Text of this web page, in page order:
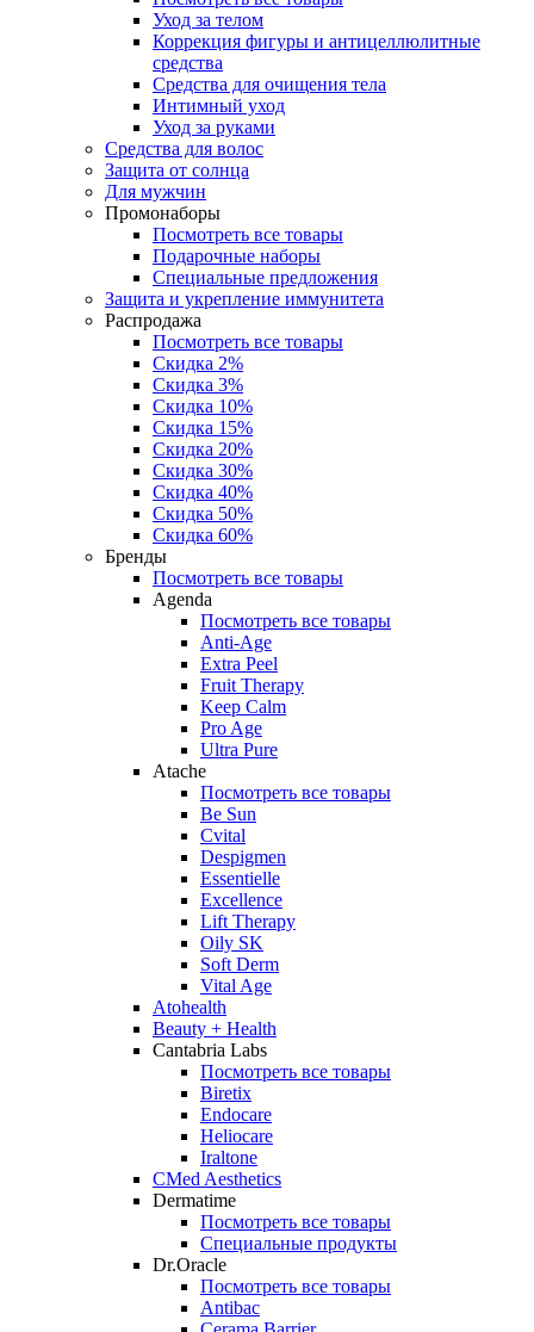
Уход за телом
Коррекция фигуры и антицеллюлитные
средства
Средства для очищения тела
Интимный уход
Уход за руками
Средства для волос
Защита от солнца
Для мужчин
Промонаборы
Посмотреть все товары
Подарочные наборы
Специальные предложения
Защита и укрепление иммунитета
Распродажа
Посмотреть все товары
Скидка 2%
Скидка 3%
Скидка 10%
Скидка 15%
Скидка 20%
Скидка 30%
Скидка 40%
Скидка 50%
Скидка 60%
Бренды
Посмотреть все товары
Agenda
Посмотреть все товары
Anti‑Age
Extra Peel
Fruit Therapy
Keep Calm
Pro Age
Ultra Pure
Atache
Посмотреть все товары
Be Sun
Cvital
Despigmen
Essentielle
Excellence
Lift Therapy
Oily SK
Soft Derm
Vital Age
Atohealth
Beauty + Health
Cantabria Labs
Посмотреть все товары
Biretix
Endocare
Heliocare
Iraltone
CMed Aesthetics
Dermatime
Посмотреть все товары
Специальные продукты
Dr.Oracle
Посмотреть все товары
Antibac